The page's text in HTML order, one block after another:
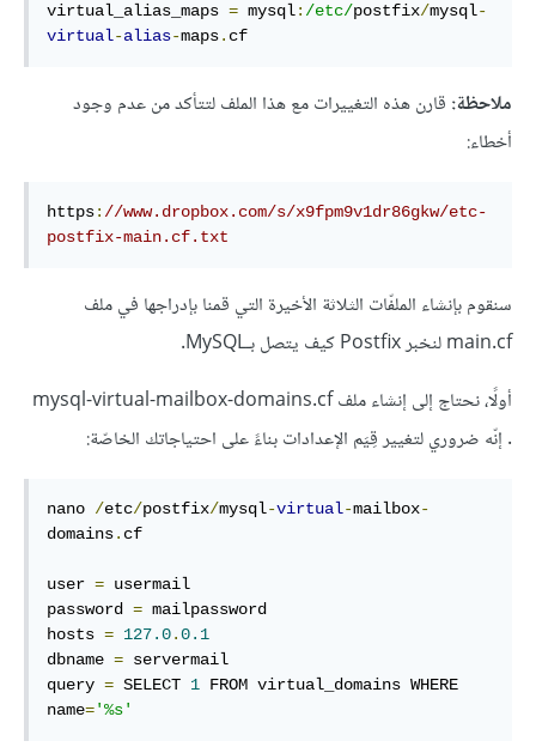
virtual_alias_maps = mysql: /etc/postfix/mysql-
virtual-alias-maps. cf
ملاحظة: قارن هذه التغييرات مع هذا الملف لتتأكد من عدم وجود
أخطاء:
https: //www.dropbox.com/s/x9fpm9v1dr86gkw/etc-
postfix-main.cf.txt
سنقوم بإنشاء الملفّات الثلاثة الأخيرة التي قمنا بإدراجها في ملف
main.cf لنخبر Postfix كيف يتصل بـMySQL.
أولًا، نحتاج إلى إنشاء ملف mysql-virtual-mailbox-domains.cf
. إنّه ضروري لتغيير قِيَم الإعدادات بناءً على احتياجاتك الخاصّة:
nano /etc/postfix/mysql-virtual-mailbox-
domains. cf
user = usermail
password = mailpassword
hosts = 127.0.0.1
dbname = servermail
query = SELECT 1 FROM virtual_domains WHERE
name='%s'